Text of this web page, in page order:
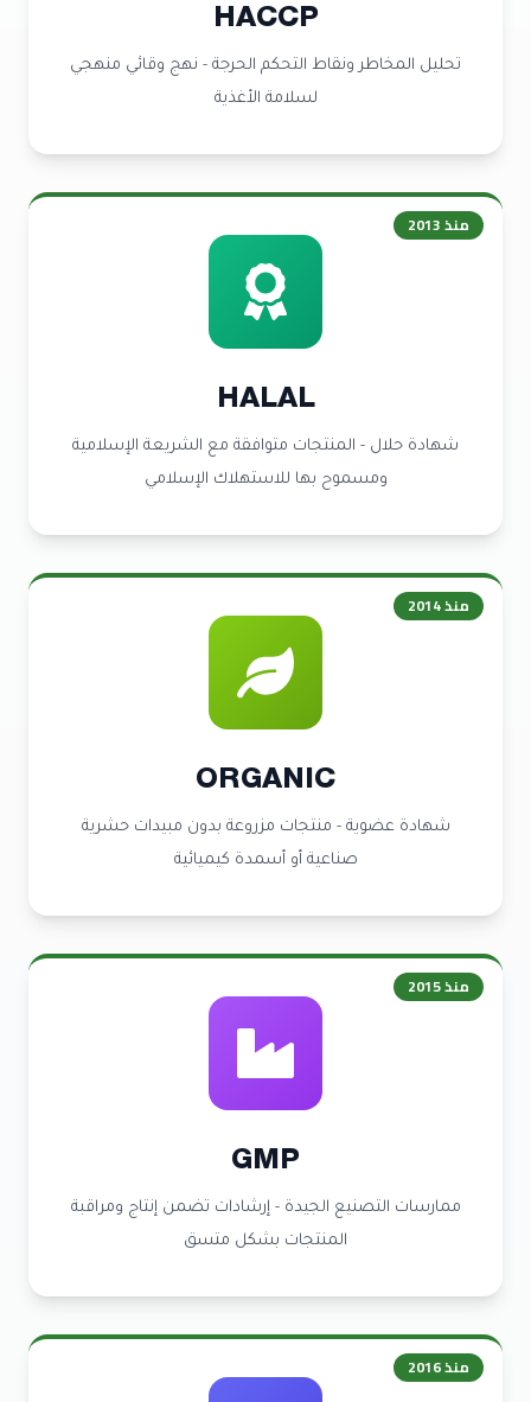
HACCP
تحليل المخاطر ونقاط التحكم الحرجة - نهج وقائي منهجي
لسلامة الأغذية
منذ2013
HALAL
شهادة حلال - المنتجات متوافقة مع الشريعة الإسلامية
ومسموح بها للاستهلاك الإسلامي
منذ2014
ORGANIC
شهادة عضوية - منتجات مزروعة بدون مبيدات حشرية
صناعية أو أسمدة كيميائية
منذ2015
GMP
ممارسات التصنيع الجيدة - إرشادات تضمن إنتاج ومراقبة
المنتجات بشكل متسق
منذ2016